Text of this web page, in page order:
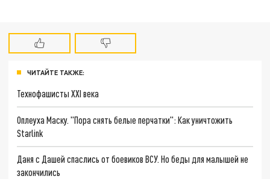
ЧИТАЙТЕ ТАКЖЕ:
Технофашисты XXI века
Оплеуха Маску. "Пора снять белые перчатки": Как уничтожить
Starlink
Даня с Дашей спаслись от боевиков ВСУ. Но беды для малышей не
закончились